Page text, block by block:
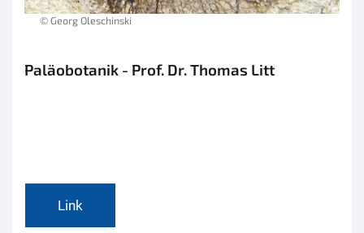
© Georg Oleschinski
Paläobotanik - Prof. Dr. Thomas Litt
Link